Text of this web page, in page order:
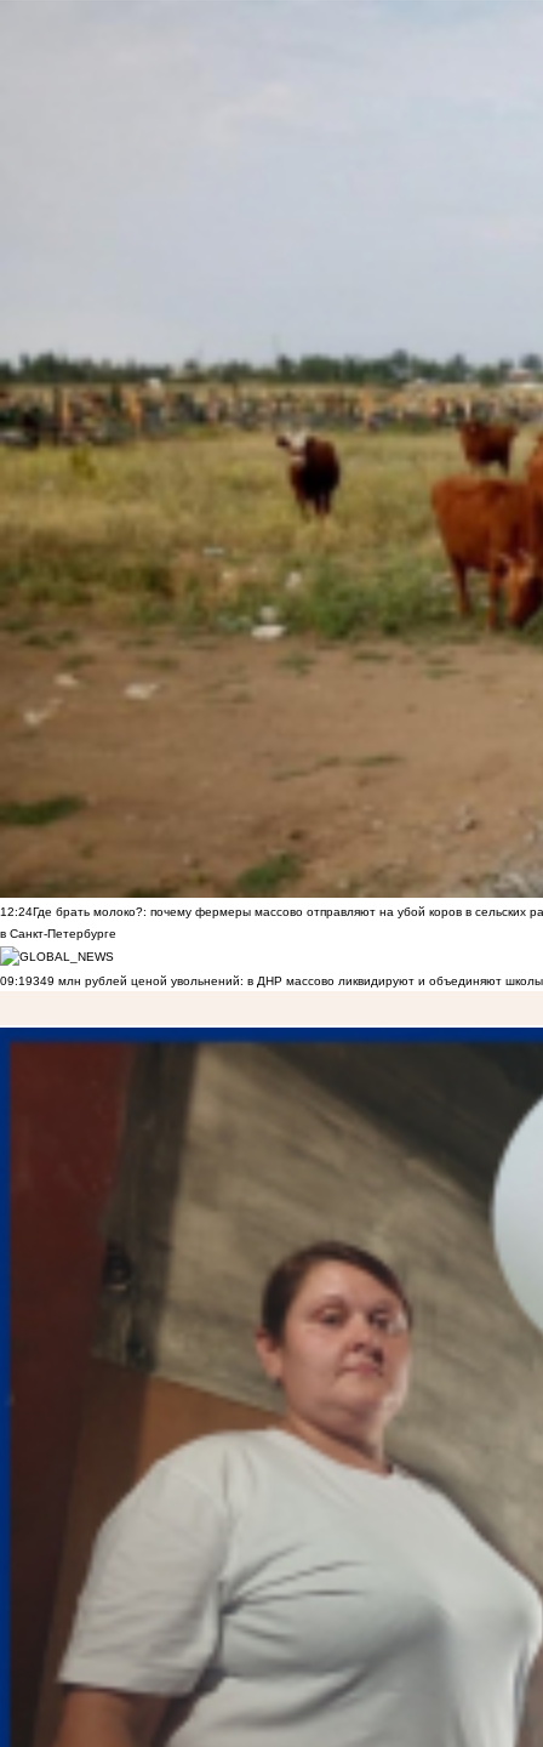
12:24Где брать молоко?: почему фермеры массово отправляют на убой коров в сельских
в Санкт-Петербурге
09:19349 млн рублей ценой увольнений: в ДНР массово ликвидируют и объединяют